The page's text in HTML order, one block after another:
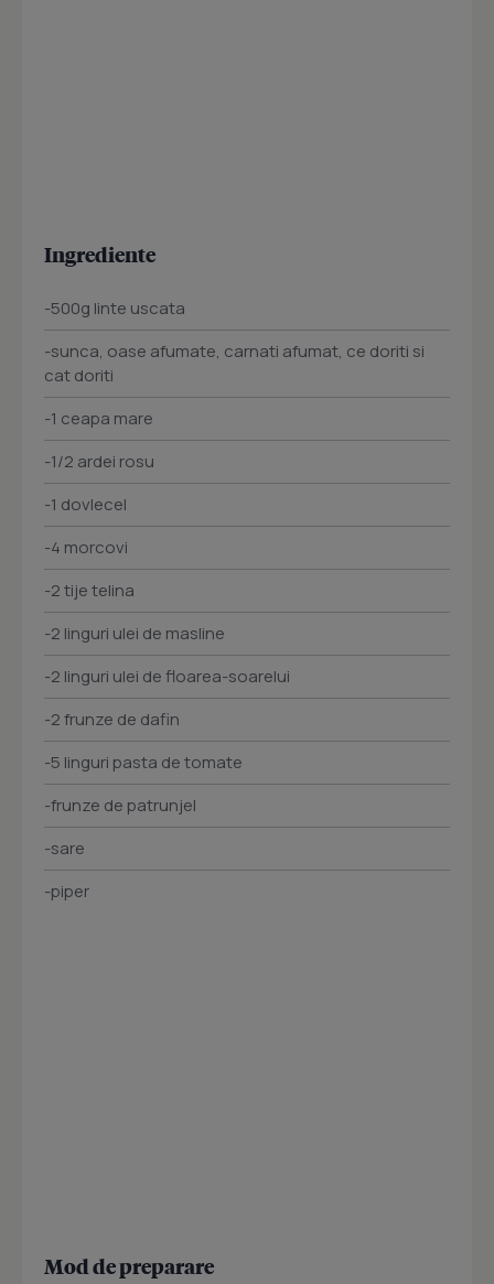
Ingrediente
-500g linte uscata
-sunca, oase afumate, carnati afumat, ce doriti si
cat doriti
-1 ceapa mare
-1/2 ardei rosu
-1 dovlecel
-4 morcovi
-2 tije telina
-2 linguri ulei de masline
-2 linguri ulei de floarea-soarelui
-2 frunze de dafin
-5 linguri pasta de tomate
-frunze de patrunjel
-sare
-piper
Mod de preparare